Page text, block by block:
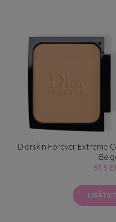
Diorskin Forever Extreme
51.5